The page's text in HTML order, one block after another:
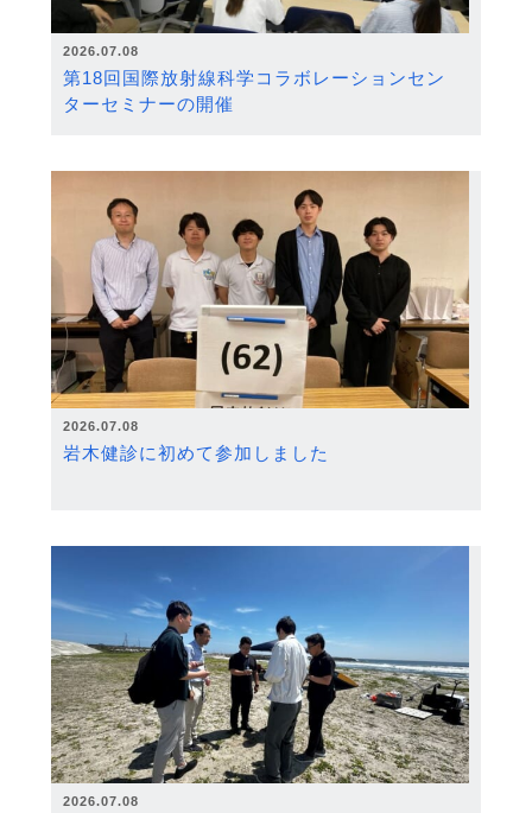
2026.07.08
第18回国際放射線科学コラボレーションセン
ターセミナーの開催
2026.07.08
岩木健診に初めて参加しました
2026.07.08